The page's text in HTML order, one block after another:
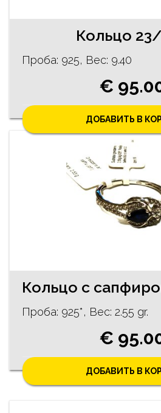
Кольцо
Проба: 925, Bес: 9.40
€
ДОБАВИТЬ В
Проба: 925*, Bес: 2.55 gr.
€
ДОБАВИТЬ В